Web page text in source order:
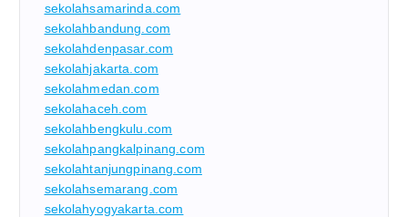
sekolahsamarinda.com
sekolahbandung.com
sekolahdenpasar.com
sekolahjakarta.com
sekolahmedan.com
sekolahaceh.com
sekolahbengkulu.com
sekolahpangkalpinang.com
sekolahtanjungpinang.com
sekolahsemarang.com
sekolahyogyakarta.com